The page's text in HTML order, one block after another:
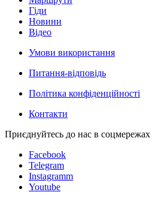
Гіди
Новини
Відео
Умови використання
Питання-відповідь
Політика конфіденційності
Контакти
Приєднуйтесь до нас в соцмережах
Facebook
Telegram
Instagramm
Youtube